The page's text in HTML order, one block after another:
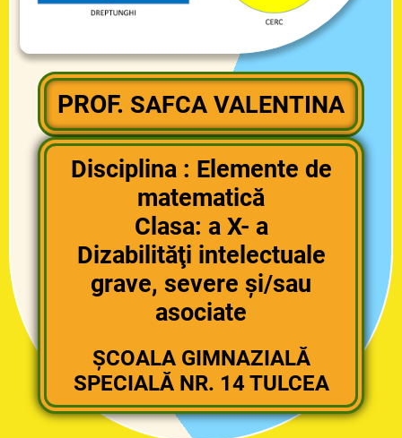
PROF. SAFCA VALENTINA
Disciplina : Elemente de
matematică
Clasa: a X- a
Dizabilităţi intelectuale
grave, severe şi/sau
asociate
ȘCOALA GIMNAZIALĂ
SPECIALĂ NR. 14 TULCEA